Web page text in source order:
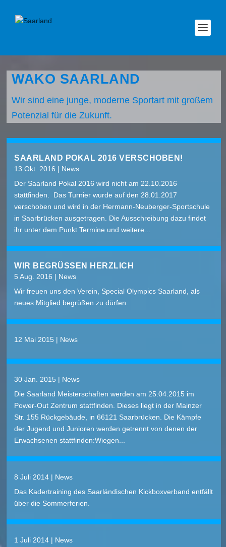
WAKO SAARLAND
Wir sind eine junge, moderne Sportart mit großem
Potenzial für die Zukunft.
SAARLAND POKAL 2016 VERSCHOBEN!
13 Okt. 2016 | News
Der Saarland Pokal 2016 wird nicht am 22.10.2016
stattfinden. Das Turnier wurde auf den 28.01.2017
verschoben und wird in der Hermann-Neuberger-Sportschule
in Saarbrücken ausgetragen. Die Ausschreibung dazu findet
ihr unter dem Punkt Termine und weitere...
WIR BEGRÜSSEN HERZLICH
5 Aug. 2016 | News
Wir freuen uns den Verein, Special Olympics Saarland, als
neues Mitglied begrüßen zu dürfen.
12 Mai 2015 | News
30 Jan. 2015 | News
Die Saarland Meisterschaften werden am 25.04.2015 im
Power-Out Zentrum stattfinden. Dieses liegt in der Mainzer
Str. 155 Rückgebäude, in 66121 Saarbrücken. Die Kämpfe
der Jugend und Junioren werden getrennt von denen der
Erwachsenen stattfinden:Wiegen...
8 Juli 2014 | News
Das Kadertraining des Saarländischen Kickboxverband entfällt
über die Sommerferien.
1 Juli 2014 | News